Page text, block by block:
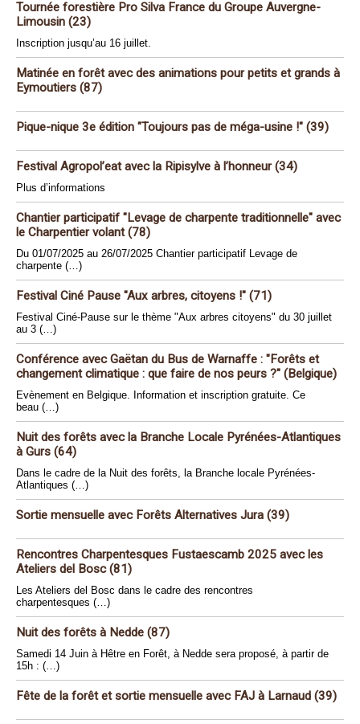
Tournée forestière Pro Silva France du Groupe Auvergne-
Limousin (23)
Inscription jusqu’au 16 juillet.
Matinée en forêt avec des animations pour petits et grands à
Eymoutiers (87)
Pique-nique 3e édition "Toujours pas de méga-usine !" (39)
Festival Agropol’eat avec la Ripisylve à l’honneur (34)
Plus d’informations
Chantier participatif "Levage de charpente traditionnelle" avec
le Charpentier volant (78)
Du 01/07/2025 au 26/07/2025 Chantier participatif Levage de
charpente (…)
Festival Ciné Pause "Aux arbres, citoyens !" (71)
Festival Ciné-Pause sur le thème "Aux arbres citoyens" du 30 juillet
au 3 (…)
Conférence avec Gaëtan du Bus de Warnaffe : "Forêts et
changement climatique : que faire de nos peurs ?" (Belgique)
Evènement en Belgique. Information et inscription gratuite. Ce
beau (…)
Nuit des forêts avec la Branche Locale Pyrénées-Atlantiques
à Gurs (64)
Dans le cadre de la Nuit des forêts, la Branche locale Pyrénées-
Atlantiques (…)
Sortie mensuelle avec Forêts Alternatives Jura (39)
Rencontres Charpentesques Fustaescamb 2025 avec les
Ateliers del Bosc (81)
Les Ateliers del Bosc dans le cadre des rencontres
charpentesques (…)
Nuit des forêts à Nedde (87)
Samedi 14 Juin à Hêtre en Forêt, à Nedde sera proposé, à partir de
15h : (…)
Fête de la forêt et sortie mensuelle avec FAJ à Larnaud (39)